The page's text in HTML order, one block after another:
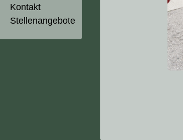
Kontakt
Stellenangebote